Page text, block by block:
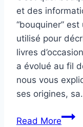
et des
“bouquiner”
utilisé pour
livres
a évolué au fil
nous vous
ses origines,
Read MoreC’est